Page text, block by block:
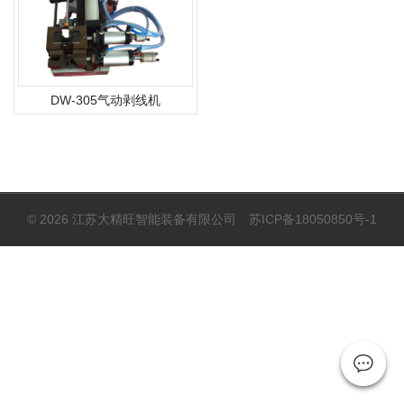
DW-305气动剥线机
© 2026 江苏大精旺智能装备有限公司 苏ICP备18050850号-1